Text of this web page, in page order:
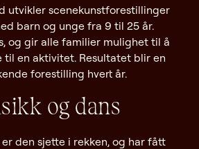
utvikler scenekunstforestillinger
barn og unge fra 9 til 25 år.
og gir alle familier mulighet til å
til en aktivitet. Resultatet blir en
forestilling hvert år.
og dans
den sjette i rekken, og har fått